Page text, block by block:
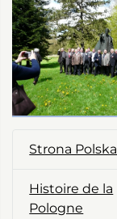
Strona Polska
Histoire de la
Pologne